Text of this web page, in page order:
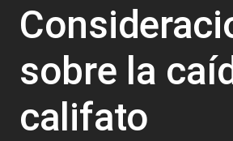
sobre la
califato